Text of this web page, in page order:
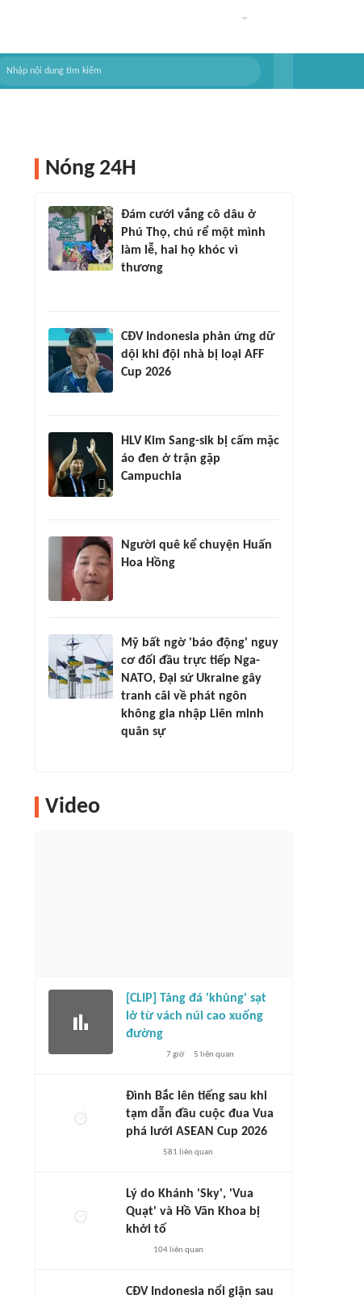
Nóng 24H
Đám cưới vắng cô dâu ở
Phú Thọ, chú rể một mình
làm lễ, hai họ khóc vì
thương
CĐV Indonesia phản ứng dữ
dội khi đội nhà bị loại AFF
Cup 2026
HLV Kim Sang-sik bị cấm mặc
áo đen ở trận gặp
Campuchia
Người quê kể chuyện Huấn
Hoa Hồng
Mỹ bất ngờ 'báo động' nguy
cơ đối đầu trực tiếp Nga-
NATO, Đại sứ Ukraine gây
tranh cãi về phát ngôn
không gia nhập Liên minh
quân sự
Video
[CLIP] Tảng đá 'khủng' sạt
lở từ vách núi cao xuống
đường
7 giờ 5 liên quan
Đình Bắc lên tiếng sau khi
tạm dẫn đầu cuộc đua Vua
phá lưới ASEAN Cup 2026
581 liên quan
Lý do Khánh 'Sky', 'Vua
Quạt' và Hồ Văn Khoa bị
khởi tố
104liên quan
CĐV Indonesia nổi giận sau